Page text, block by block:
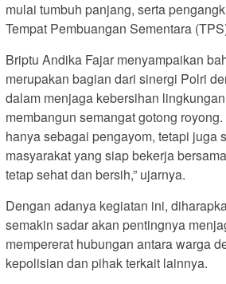
mulai tumbuh panjang, serta
Tempat Pembuangan Sementara
Briptu Andika Fajar menyampaikan
merupakan bagian dari sinergi Polri
dalam menjaga kebersihan
membangun semangat gotong
hanya sebagai pengayom, tetapi juga
masyarakat yang siap bekerja
tetap sehat dan bersih,” ujarnya.
Dengan adanya kegiatan ini,
semakin sadar akan pentingnya
mempererat hubungan antara warga
kepolisian dan pihak terkait lainnya.